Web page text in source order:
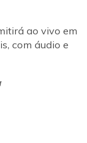
ao vivo em
com áudio e